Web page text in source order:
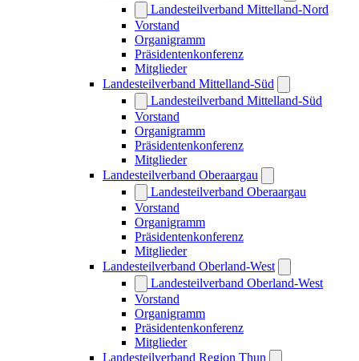
Landesteilverband Mittelland-Nord
Vorstand
Organigramm
Präsidentenkonferenz
Mitglieder
Landesteilverband Mittelland-Süd
Landesteilverband Mittelland-Süd
Vorstand
Organigramm
Präsidentenkonferenz
Mitglieder
Landesteilverband Oberaargau
Landesteilverband Oberaargau
Vorstand
Organigramm
Präsidentenkonferenz
Mitglieder
Landesteilverband Oberland-West
Landesteilverband Oberland-West
Vorstand
Organigramm
Präsidentenkonferenz
Mitglieder
Landesteilverband Region Thun